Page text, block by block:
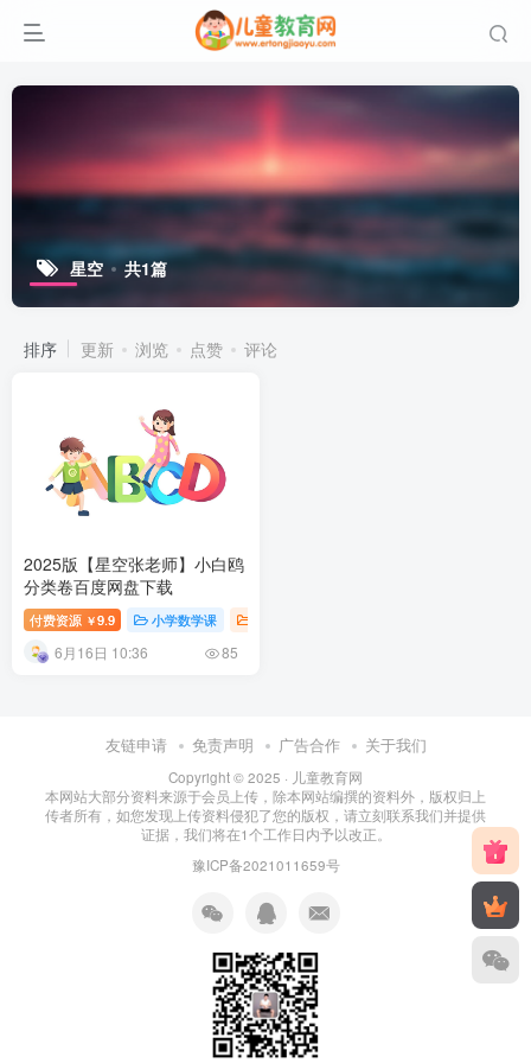
星空 共1篇
排序 更新 浏览 点赞 评论
2025版【星空张老师】小白鸥
分类卷百度网盘下载
付费资源 ￥9.9 小学数学课
6月16日 10:36 85
友链申请 免责声明 广告合作 关于我们
Copyright © 2025 · 儿童教育网
本网站大部分资料来源于会员上传，除本网站编撰的资料外，版权归上
传者所有，如您发现上传资料侵犯了您的版权，请立刻联系我们并提供
证据，我们将在1个工作日内予以改正。
豫ICP备2021011659号